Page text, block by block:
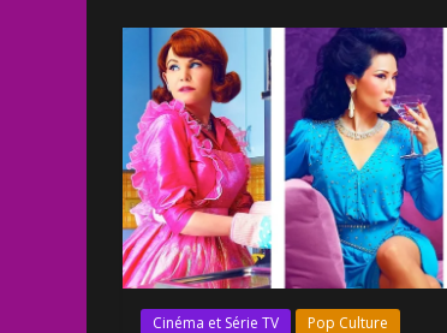
Cinéma et Série TV Pop Culture